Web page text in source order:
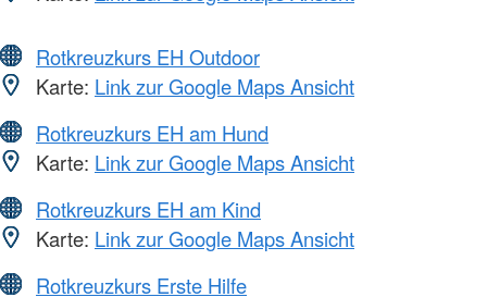
Rotkreuzkurs EH Outdoor
Karte: Link zur Google Maps Ansicht
Rotkreuzkurs EH am Hund
Karte: Link zur Google Maps Ansicht
Rotkreuzkurs EH am Kind
Karte: Link zur Google Maps Ansicht
Rotkreuzkurs Erste Hilfe